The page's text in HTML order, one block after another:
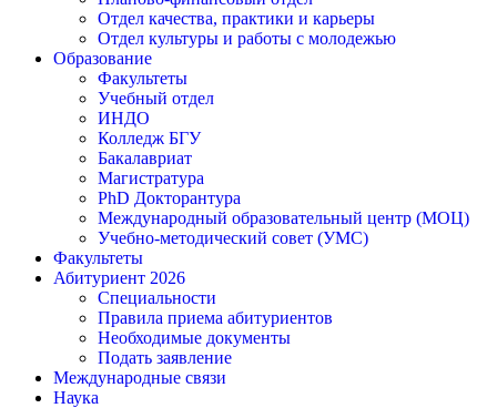
Отдел качества, практики и карьеры
Отдел культуры и работы с молодежью
Образование
Факультеты
Учебный отдел
ИНДО
Колледж БГУ
Бакалавриат
Магистратура
PhD Докторантура
Международный образовательный центр (МОЦ)
Учебно-методический совет (УМС)
Факультеты
Абитуриент 2026
Специальности
Правила приема абитуриентов
Необходимые документы
Подать заявление
Международные связи
Наука